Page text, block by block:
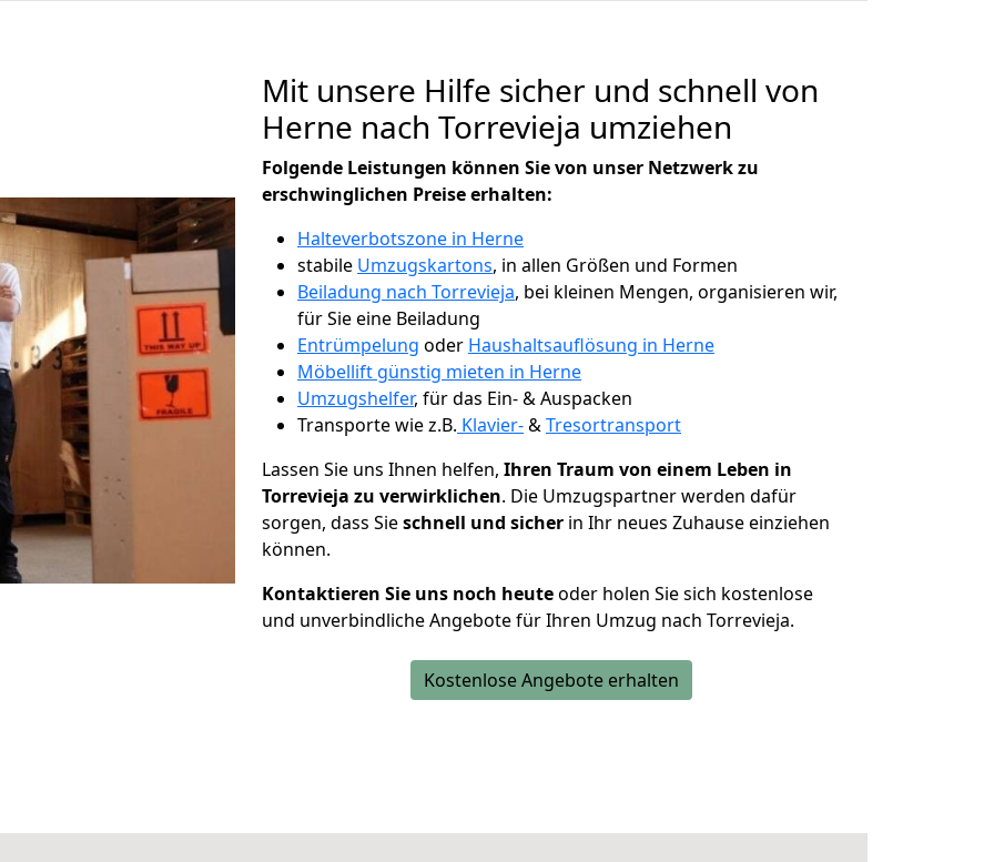
Mit unsere Hilfe sicher und schnell von
Herne nach Torrevieja umziehen
Folgende Leistungen können Sie von unser Netzwerk zu
erschwinglichen Preise erhalten:
Halteverbotszone in Herne
stabile Umzugskartons, in allen Größen und Formen
Beiladung nach Torrevieja, bei kleinen Mengen, organisieren wir,
für Sie eine Beiladung
Entrümpelung oder Haushaltsauflösung in Herne
Möbellift günstig mieten in Herne
Umzugshelfer, für das Ein- & Auspacken
Transporte wie z.B. Klavier-&Tresortransport
Lassen Sie uns Ihnen helfen, Ihren Traum von einem Leben in
Torrevieja zu verwirklichen. Die Umzugspartner werden dafür
sorgen, dass Sieschnell und sicher in Ihr neues Zuhause einziehen
können.
Kontaktieren Sie uns noch heuteoder holen Sie sich kostenlose
und unverbindliche Angebote für Ihren Umzug nach Torrevieja.
Kostenlose Angebote erhalten